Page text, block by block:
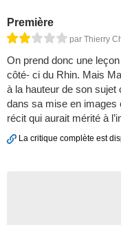
Première
par Thierry
On prend donc une
côté- ci du Rhin. Mais
à la hauteur de son
dans sa mise en images
récit qui aurait mérité à
La critique complète est